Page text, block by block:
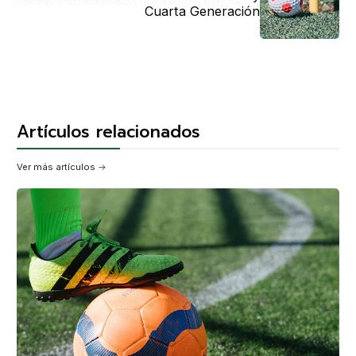
Cuarta Generación
Artículos relacionados
Ver más artículos